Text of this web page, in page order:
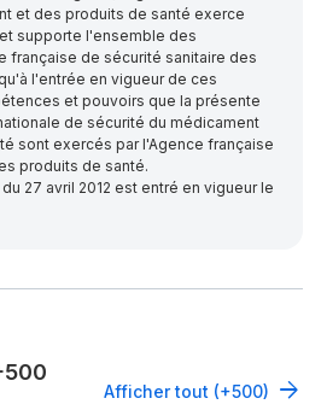
et des produits de santé exerce
supporte l'ensemble des
française de sécurité sanitaire des
l'entrée en vigueur de ces
et pouvoirs que la présente
de sécurité du médicament
sont exercés par l'Agence française
produits de santé.
27 avril 2012 est entré en vigueur le
Afficher tout (+500)